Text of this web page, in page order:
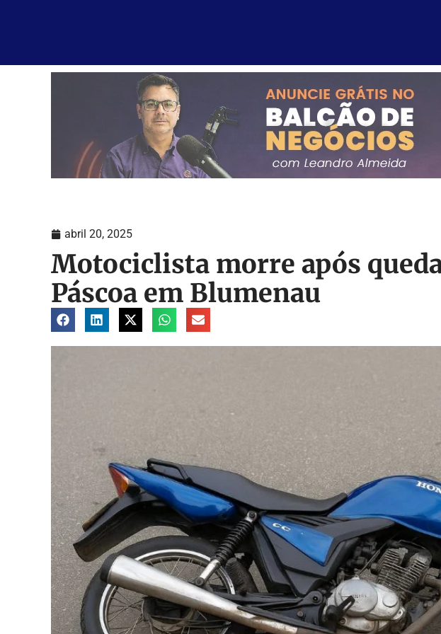
abril 20, 2025
Motociclista morre após
Páscoa em Blumenau